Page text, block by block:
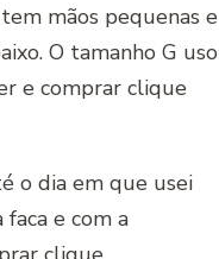
mãos pequenas e
O tamanho G uso
e comprar clique
o dia em que usei
e com a